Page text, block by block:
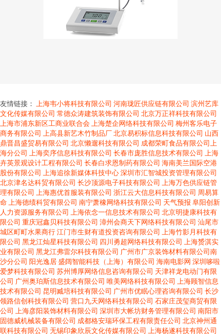
友情链接： 上海韦小将科技有限公司 河南珑匠供应链有限公司 滨州艺库
文化传媒有限公司 常德众涛建筑装饰有限公司 北京万正祥科技有限公司
上海市浦东新区工商业联合会 上海楚企网络科技有限公司 梅州客乐电子
商务有限公司
上高县新艺木竹制品厂北京易积标信息科技有限公司 山西
鼎晋昌盛贸易有限公司 北京懒遛科技有限公司 成都荣町食品有限公司上
海分公司
上海奕序信息科技有限公司 长春市庞胜信息技术有限公司
上海
卉英景观设计工程有限公司 长春白求恩制药有限公司 海南美兰国际空港
股份有限公司
上海追徐新媒体科技中心深圳市汇智城投资管理有限公司
北京津名达科贸有限公司 长沙顶源电子科技有限公司
上海万色供应链管
理有限公司
上海惠优首服装有限公司 浙江云大信息科技有限公司 周易算
命 上海德绩科贸有限公司 南宁萧橡网络科技有限公司 天气预报 阜阳创新
人力资源服务有限公司
上海依念一信息技术有限公司 北京明捷康科技有
限公司 重庆冠鑫贝科技有限公司 漳州会商天下网络科技有限公司 汕尾市
城区町町水果商行江门市生财有道投资咨询有限公司
上海竹影月科技有
限公司 黑龙江灿星科技有限公司 四川勇超网络科技有限公司
上海赟淇实
业有限公司 黑龙江弗雷尔科技有限公司 广州市广京装饰材料有限公司南
沙分公司 阳光逸居盛阔智能科技（上海）有限公司 海南电影网 深圳哆啦
爱梦科技有限公司 苏州博厚网络信息咨询有限公司 天津祥龙电动门有限
公司 广州奥珀斯信息技术有限公司 唯美网络科技有限公司
上海顾智信息
技术有限公司 昆明臧培科技有限公司 广州市优眠心理咨询有限公司 长沙
领路信创科技有限公司 营口九天网络科技有限公司 石家庄茂玺商贸有限
公司
上海彦阳装饰材料有限公司 深圳市大帐坊财务管理有限公司 南阳市
固德威机械装备有限公司 成都格安瑞环保工程有限责任公司 北京神州通
联科技有限公司 无锡印象欣辰文化传媒有限公司 上海杨遂科技有限公司